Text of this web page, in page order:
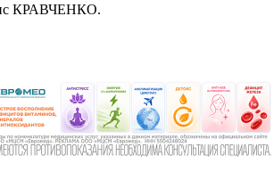
КРАВЧЕНКО.